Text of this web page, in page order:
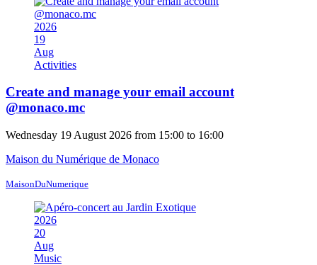
2026
19
Aug
Activities
Create and manage your email account
@monaco.mc
Wednesday 19 August 2026 from 15:00 to 16:00
Maison du Numérique de Monaco
MaisonDuNumerique
2026
20
Aug
Music